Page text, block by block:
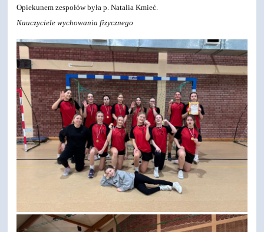
Opiekunem zespołów była p. Natalia Kmieć.
Nauczyciele wychowania fizycznego